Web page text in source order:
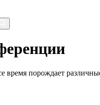
время порождает